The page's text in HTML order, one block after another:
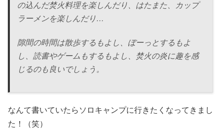
の込んだ焚火料理を楽しんだり、はたまた、カップ
ラーメンを楽しんだり…
隙間の時間は散歩するもよし、ぼーっとするもよ
し、読書やゲームもするもよし、焚火の炎に趣を感
じるのも良いでしょう。
なんて書いていたらソロキャンプに行きたくなってきまし
た！（笑）